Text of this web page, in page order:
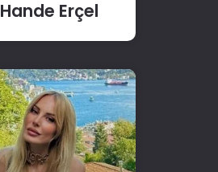
Hande Erçel